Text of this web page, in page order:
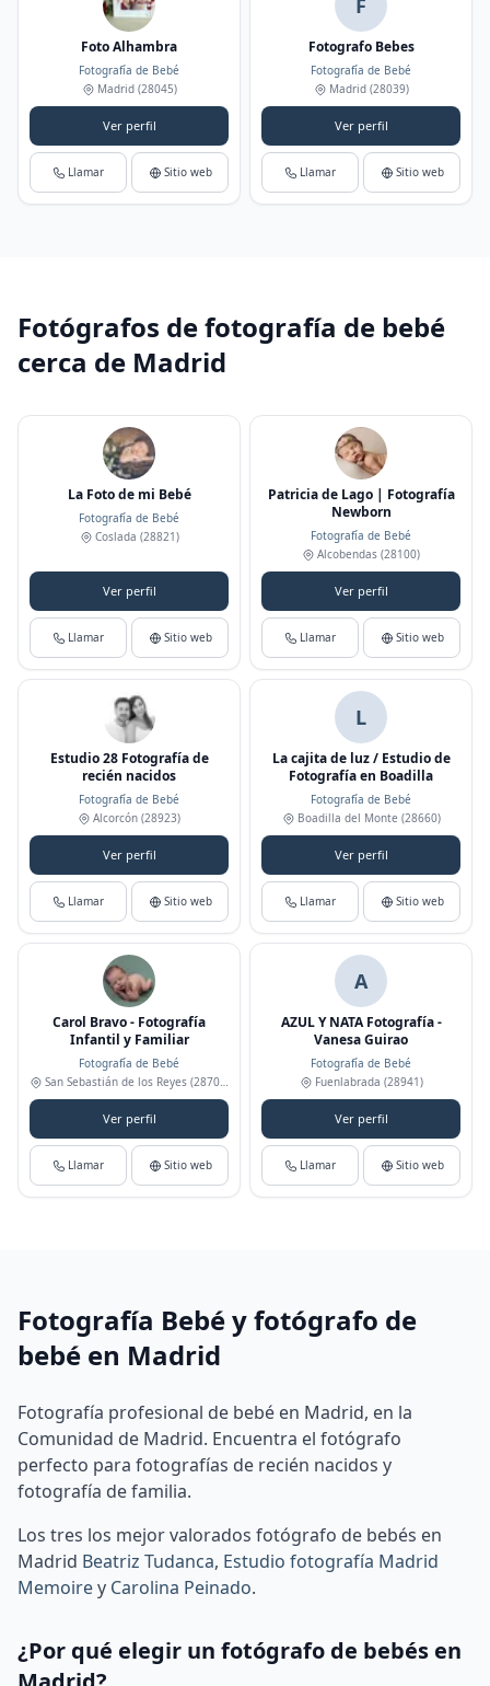
Foto Alhambra
Fotografía de Bebé
Madrid(28045)
Ver perfil
Llamar Sitio web
F
Fotografo Bebes
Fotografía de Bebé
Madrid(28039)
Ver perfil
Llamar Sitio web
Fotógrafos de fotografía de bebé
cerca de Madrid
La Foto de mi Bebé
Fotografía de Bebé
Coslada (28821)
Ver perfil
Llamar Sitio web
Patricia de Lago | Fotografía
Newborn
Fotografía de Bebé
Alcobendas (28100)
Ver perfil
Llamar Sitio web
Estudio 28 Fotografía de
recién nacidos
Fotografía de Bebé
Alcorcón (28923)
Ver perfil
Llamar Sitio web
L
La cajita de luz / Estudio de
Fotografía en Boadilla
Fotografía de Bebé
Boadilla del Monte (28660)
Ver perfil
Llamar Sitio web
Carol Bravo - Fotografía
Infantil y Familiar
Fotografía de Bebé
San Sebastián de los Reyes (28703)
Ver perfil
Llamar Sitio web
A
AZUL Y NATA Fotografía -
Vanesa Guirao
Fotografía de Bebé
Fuenlabrada (28941)
Ver perfil
Llamar Sitio web
Fotografía Bebé y fotógrafo de
bebé en Madrid
Fotografía profesional de bebé en Madrid, en la
Comunidad de Madrid. Encuentra el fotógrafo
perfecto para fotografías de recién nacidos y
fotografía de familia.
Los tres los mejor valorados fotógrafo de bebés en
Madrid Beatriz Tudanca, Estudio fotografía Madrid
Memoirey Carolina Peinado.
¿Por qué elegir un fotógrafo de bebés en